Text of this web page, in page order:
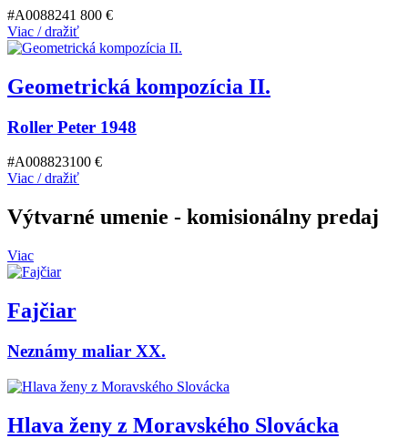
#A0088241 800 €
Viac / dražiť
Geometrická kompozícia II.
Roller Peter 1948
#A008823100 €
Viac / dražiť
Výtvarné umenie - komisionálny predaj
Viac
Fajčiar
Neznámy maliar XX.
Hlava ženy z Moravského Slovácka